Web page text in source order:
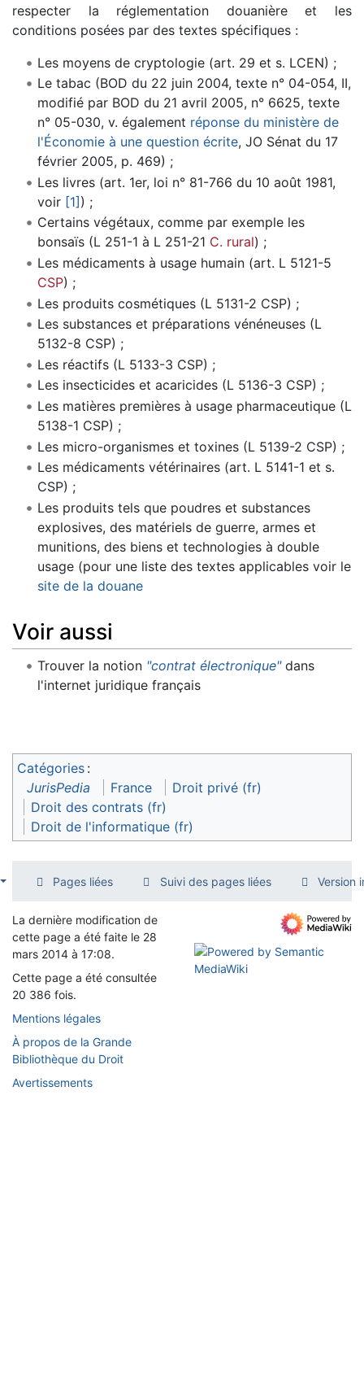
respecter la réglementation douanière et les
conditions posées par des textes spécifiques :
Les moyens de cryptologie (art. 29 et s. LCEN) ;
Le tabac (BOD du 22 juin 2004, texte n° 04-054, II,
modifié par BOD du 21 avril 2005, n° 6625, texte
n° 05-030, v. également réponse du ministère de
l'Économie à une question écrite, JO Sénat du 17
février 2005, p. 469) ;
Les livres (art. 1er, loi n° 81-766 du 10 août 1981,
voir [1]) ;
Certains végétaux, comme par exemple les
bonsaïs (L 251-1 à L 251-21 C. rural) ;
Les médicaments à usage humain (art. L 5121-5
CSP) ;
Les produits cosmétiques (L 5131-2 CSP) ;
Les substances et préparations vénéneuses (L
5132-8 CSP) ;
Les réactifs (L 5133-3 CSP) ;
Les insecticides et acaricides (L 5136-3 CSP) ;
Les matières premières à usage pharmaceutique (L
5138-1 CSP) ;
Les micro-organismes et toxines (L 5139-2 CSP) ;
Les médicaments vétérinaires (art. L 5141-1 et s.
CSP) ;
Les produits tels que poudres et substances
explosives, des matériels de guerre, armes et
munitions, des biens et technologies à double
usage (pour une liste des textes applicables voir le
site de la douane
Voir aussi
Trouver la notion "contrat électronique"dans
l'internet juridique français
Catégories :
JurisPedia
France
Droit privé (fr)
Droit des contrats (fr)
Droit de l'informatique (fr)
Pages liées Suivi des pages liées Version
La dernière modification de
cette page a été faite le 28
mars 2014 à 17:08.
Cette page a été consultée
20 386 fois.
Mentions légales
À propos de la Grande
Bibliothèque du Droit
Avertissements